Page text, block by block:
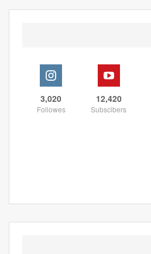
12,420
Subscibers
3,020
Followes